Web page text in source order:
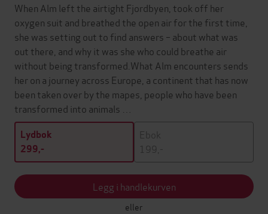
When Alm left the airtight Fjordbyen, took off her
oxygen suit and breathed the open air for the first time,
she was setting out to find answers – about what was
out there, and why it was she who could breathe air
without being transformed.What Alm encounters sends
her on a journey across Europe, a continent that has now
been taken over by the mapes, people who have been
transformed into animals …
Lydbok
299,-
Ebok
199,-
Legg i handlekurven
eller